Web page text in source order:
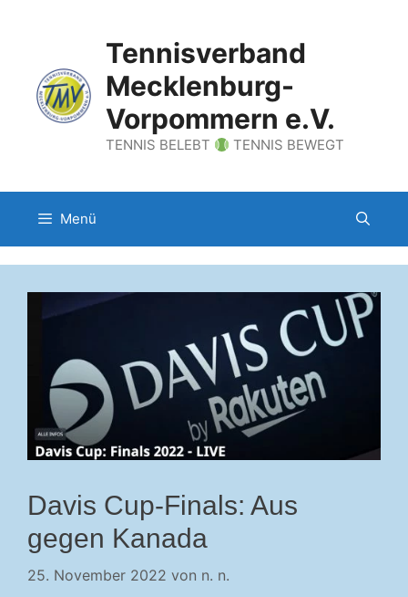
Tennisverband
Mecklenburg-
Vorpommern e.V.
TENNIS BELEBT TENNIS BEWEGT
Menü
Davis Cup-Finals: Aus
gegen Kanada
25. November 2022 von n. n.